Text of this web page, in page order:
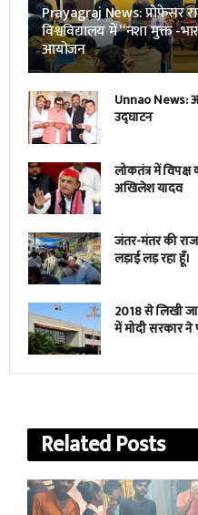
Prayagraj News: प्रोफेसर
विश्वविद्यालय में “नशा मुक्त -
आयोजन
Unnao News:
उद्घाटन
लोकतंत्र में
अखिलेश यादव
जंतर-मंतर की
लड़ाई लड़ रहा हूँ।
2018 से लिखी
में मोदी सरकार
RelatedPosts